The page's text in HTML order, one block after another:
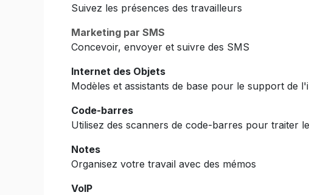
Suivez les présences des travailleurs
Marketing par SMS
Concevoir, envoyer et suivre des SMS
Internet des Objets
Modèles et assistants de base pour le support de
Code-barres
Utilisez des scanners de code-barres pour traiter
Notes
Organisez votre travail avec des mémos
VoIP